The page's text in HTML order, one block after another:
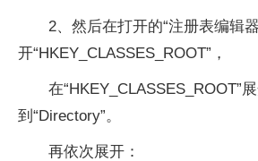
2、然后在打开的“注册表编辑
开“HKEY_CLASSES_ROOT”，
在“HKEY_CLASSES_ROOT”
到“Directory”。
再依次展开：